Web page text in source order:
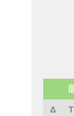
Δ
Τ